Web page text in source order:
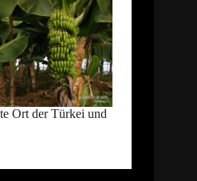
Ort der Türkei und